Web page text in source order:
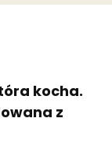
kocha.
z